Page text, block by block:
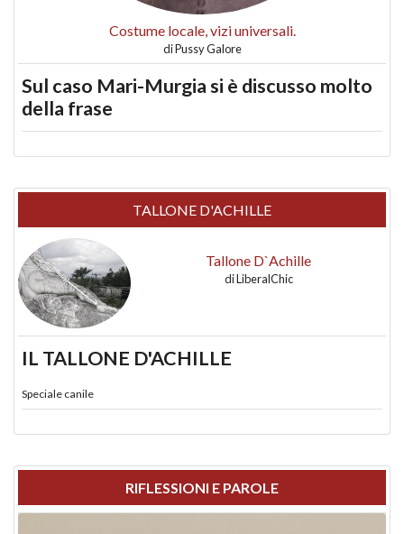
Costume locale, vizi universali.
diPussy Galore
Sul caso Mari-Murgia si è discusso molto
della frase
TALLONE D'ACHILLE
Tallone D`Achille
diLiberalChic
IL TALLONE D'ACHILLE
Speciale canile
RIFLESSIONI E PAROLE